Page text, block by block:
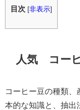
目次 [非表示]
人気 コー
コーヒー豆の種類、
本的な知識と、抽出